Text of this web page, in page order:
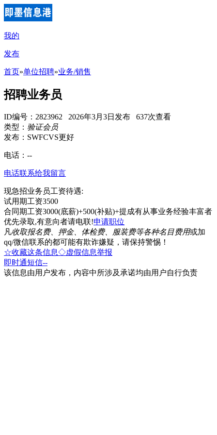
我的
发布
首页»单位招聘»业务/销售
招聘业务员
ID编号：2823962 2026年3月3日发布 637次查看
类型： 验证会员
发布：SWFCVS更好
电话： --
电话联系给我留言
现急招业务员工资待遇:
试用期工资3500
合同期工资3000(底薪)+500(补贴)+提成有从事业务经验丰富者
优先录取,有意向者请电联!申请职位
凡收取报名费、押金、体检费、服装费等各种名目费用或加
qq/微信联系的都可能有欺诈嫌疑，请保持警惕！
☆收藏这条信息◇虚假信息举报
即时通短信--
该信息由用户发布，内容中所涉及承诺均由用户自行负责